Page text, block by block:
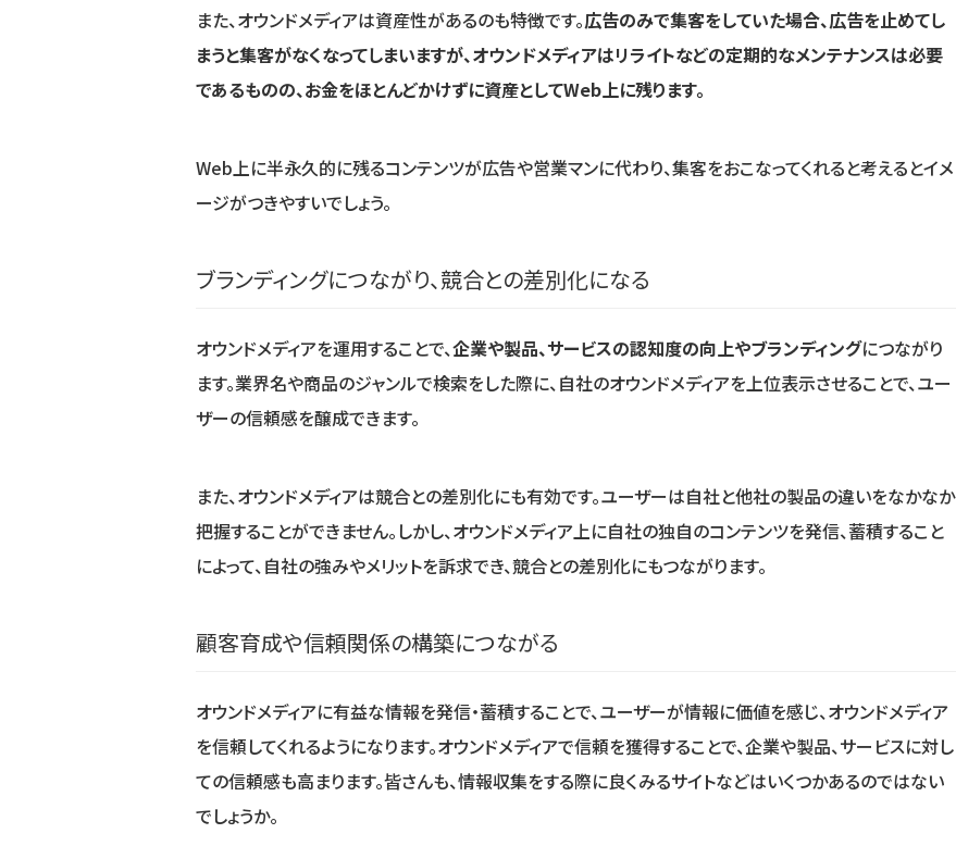
また、オウンドメディアは資産性があるのも特徴です。広告のみで集客をしていた場合、広告を止めてし
まうと集客がなくなってしまいますが、オウンドメディアはリライトなどの定期的なメンテナンスは必要
であるものの、お金をほとんどかけずに資産としてWeb上に残ります。
Web上に半永久的に残るコンテンツが広告や営業マンに代わり、集客をおこなってくれると考えるとイメ
ージがつきやすいでしょう。
ブランディングにつながり、競合との差別化になる
オウンドメディアを運用することで、企業や製品、サービスの認知度の向上やブランディングにつながり
ます。業界名や商品のジャンルで検索をした際に、自社のオウンドメディアを上位表示させることで、ユー
ザーの信頼感を醸成できます。
また、オウンドメディアは競合との差別化にも有効です。ユーザーは自社と他社の製品の違いをなかなか
把握することができません。しかし、オウンドメディア上に自社の独自のコンテンツを発信、蓄積すること
によって、自社の強みやメリットを訴求でき、競合との差別化にもつながります。
顧客育成や信頼関係の構築につながる
オウンドメディアに有益な情報を発信・蓄積することで、ユーザーが情報に価値を感じ、オウンドメディア
を信頼してくれるようになります。オウンドメディアで信頼を獲得することで、企業や製品、サービスに対し
ての信頼感も高まります。皆さんも、情報収集をする際に良くみるサイトなどはいくつかあるのではない
でしょうか。